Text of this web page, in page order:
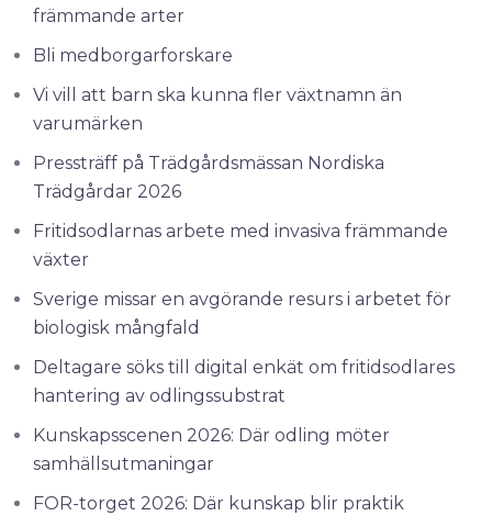
främmande arter
Bli medborgarforskare
Vi vill att barn ska kunna fler växtnamn än
varumärken
Pressträff på Trädgårdsmässan Nordiska
Trädgårdar 2026
Fritidsodlarnas arbete med invasiva främmande
växter
Sverige missar en avgörande resurs i arbetet för
biologisk mångfald
Deltagare söks till digital enkät om fritidsodlares
hantering av odlingssubstrat
Kunskapsscenen 2026: Där odling möter
samhällsutmaningar
FOR-torget 2026: Där kunskap blir praktik